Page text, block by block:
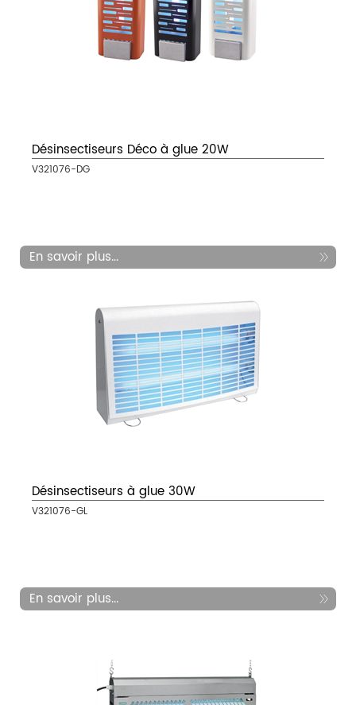
Désinsectiseurs Déco à glue 20W
V321076-DG
En savoir plus...
Désinsectiseurs à glue 30W
V321076-GL
En savoir plus...